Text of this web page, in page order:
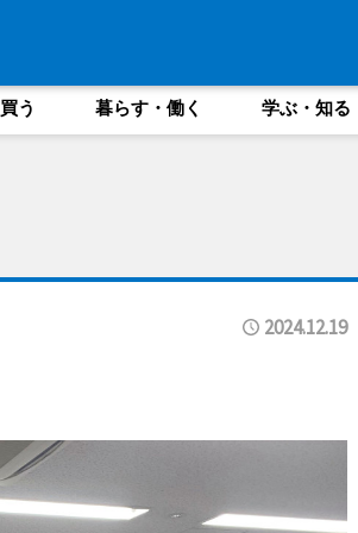
買う 暮らす・働く 学ぶ・知る
2024.12.19